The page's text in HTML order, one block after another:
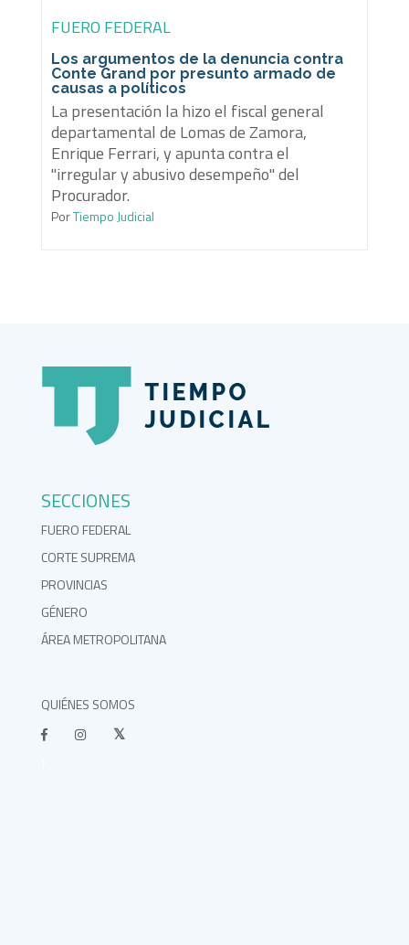
FUERO FEDERAL
Los argumentos de la denuncia contra
Conte Grand por presunto armado de
causas a políticos
La presentación la hizo el fiscal general
departamental de Lomas de Zamora,
Enrique Ferrari, y apunta contra el
"irregular y abusivo desempeño" del
Procurador.
PorTiempo Judicial
SECCIONES
FUERO FEDERAL
CORTE SUPREMA
PROVINCIAS
GÉNERO
ÁREA METROPOLITANA
QUIÉNES SOMOS